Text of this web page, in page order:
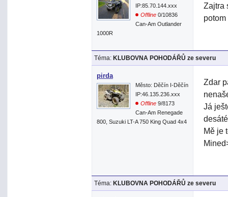
IP:85.70.144.xxx
Offline 0/10836
Can-Am Outlander
1000R
Zajtra
Téma: KLUBOVNA POHODÁŘŮ ze severu
pirda
Město: Děčín I-Děčín
IP:46.135.236.xxx
Offline 9/8173
Can-Am Renegade
800, Suzuki LT-A 750 King Quad 4x4
Zdar
Já
Mě je
Téma: KLUBOVNA POHODÁŘŮ ze severu